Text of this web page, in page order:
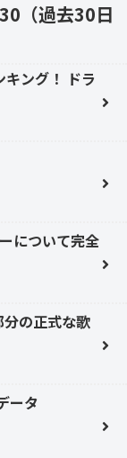
（過去30日
ング！ ドラ
について完全
の正式な歌
ータ